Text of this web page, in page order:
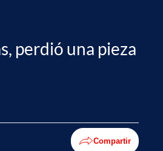
perdió una pieza
Compartir